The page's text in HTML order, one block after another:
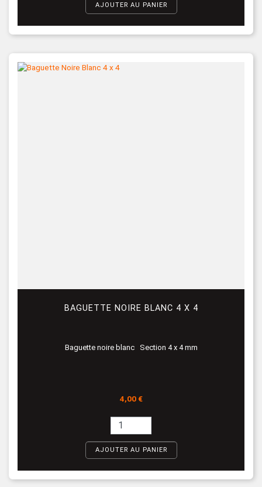
AJOUTER AU PANIER
BAGUETTE NOIRE BLANC 4 X 4
Baguette noire blanc Section 4 x 4 mm
Prix
4,00 €
AJOUTER AU PANIER